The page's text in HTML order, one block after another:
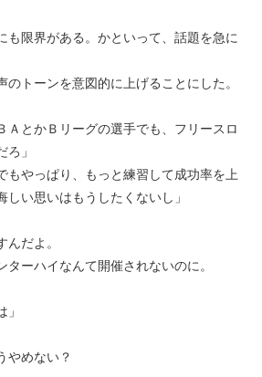
限界がある。かといって、話題を急に
トーンを意図的に上げることにした。
ＡとかＢリーグの選手でも、フリースロ
」
やっぱり、もっと練習して成功率を上
しい思いはもうしたくないし」
だよ。
ーハイなんて開催されないのに。
やめない？